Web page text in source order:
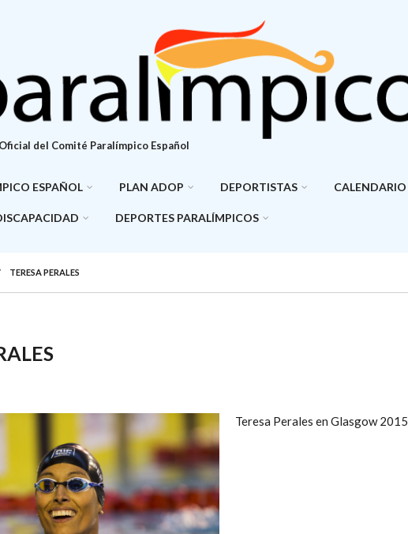
del Comité Paralímpico Español
ESPAÑOL PLAN ADOP DEPORTISTAS CALENDARIO
DEPORTES PARALÍMPICOS
TERESA PERALES
Teresa Perales en Glasgow 2015